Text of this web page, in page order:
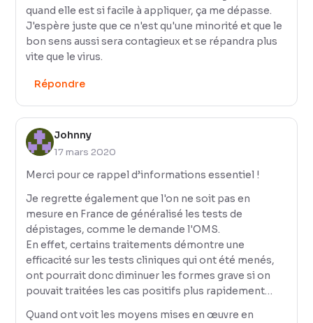
quand elle est si facile à appliquer, ça me dépasse.
J'espère juste que ce n'est qu'une minorité et que le
bon sens aussi sera contagieux et se répandra plus
vite que le virus.
Répondre
Johnny
17 mars 2020
Merci pour ce rappel d’informations essentiel !
Je regrette également que l'on ne soit pas en
mesure en France de généralisé les tests de
dépistages, comme le demande l'OMS.
En effet, certains traitements démontre une
efficacité sur les tests cliniques qui ont été menés,
ont pourrait donc diminuer les formes grave si on
pouvait traitées les cas positifs plus rapidement…
Quand ont voit les moyens mises en œuvre en